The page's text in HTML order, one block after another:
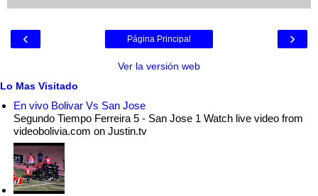
‹ ›
Página Principal
Ver la versión web
Lo Mas Visitado
En vivo Bolivar Vs San Jose
Segundo Tiempo Ferreira 5 - San Jose 1 Watch live video from
videobolivia.com on Justin.tv